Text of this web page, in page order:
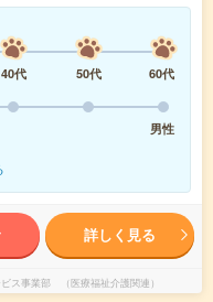
40代 50代
60代
男性
詳しく見る
ス事業部 （医療福祉介護関連）